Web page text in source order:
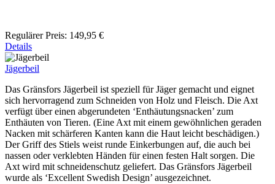
Regulärer Preis: 149,95 €
Details
Jägerbeil
Das Gränsfors Jägerbeil ist speziell für Jäger gemacht und eignet
sich hervorragend zum Schneiden von Holz und Fleisch. Die Axt
verfügt über einen abgerundeten ‘Enthäutungsnacken’ zum
Enthäuten von Tieren. (Eine Axt mit einem gewöhnlichen geraden
Nacken mit schärferen Kanten kann die Haut leicht beschädigen.)
Der Griff des Stiels weist runde Einkerbungen auf, die auch bei
nassen oder verklebten Händen für einen festen Halt sorgen. Die
Axt wird mit schneidenschutz geliefert. Das Gränsfors Jägerbeil
wurde als ‘Excellent Swedish Design’ ausgezeichnet.